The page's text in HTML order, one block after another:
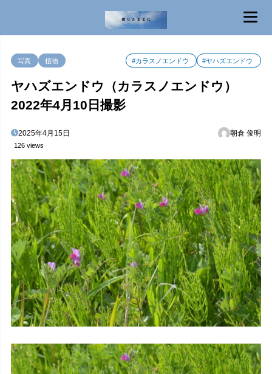
写真 植物 #カラスノエンドウ #ヤハズエンドウ
ヤハズエンドウ（カラスノエンドウ）
2022年4月10日撮影
2025年4月15日 朝倉 俊明
126 views